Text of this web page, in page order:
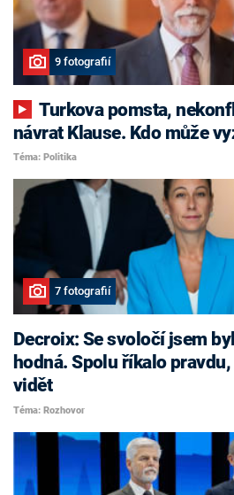
9 fotografií
Turkova pomsta, nekonfliktní Havlíček i
návrat Klause. Kdo může
Téma: Politika
7 fotografií
Decroix: Se svoločí jsem
hodná. Spolu říkalo
vidět
Téma: Rozhovor